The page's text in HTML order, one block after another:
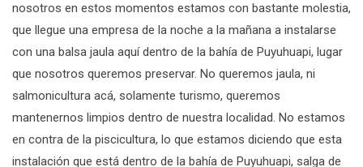
nosotros en estos momentos estamos con bastante molestia,
que llegue una empresa de la noche a la mañana a instalarse
con una balsa jaula aquí dentro de la bahía de Puyuhuapi, lugar
que nosotros queremos preservar. No queremos jaula, ni
salmonicultura acá, solamente turismo, queremos
mantenernos limpios dentro de nuestra localidad. No estamos
en contra de la piscicultura, lo que estamos diciendo que esta
instalación que está dentro de la bahía de Puyuhuapi, salga de